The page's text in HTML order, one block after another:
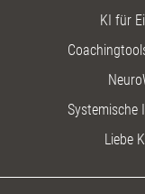
KI für
Systemische
Liebe